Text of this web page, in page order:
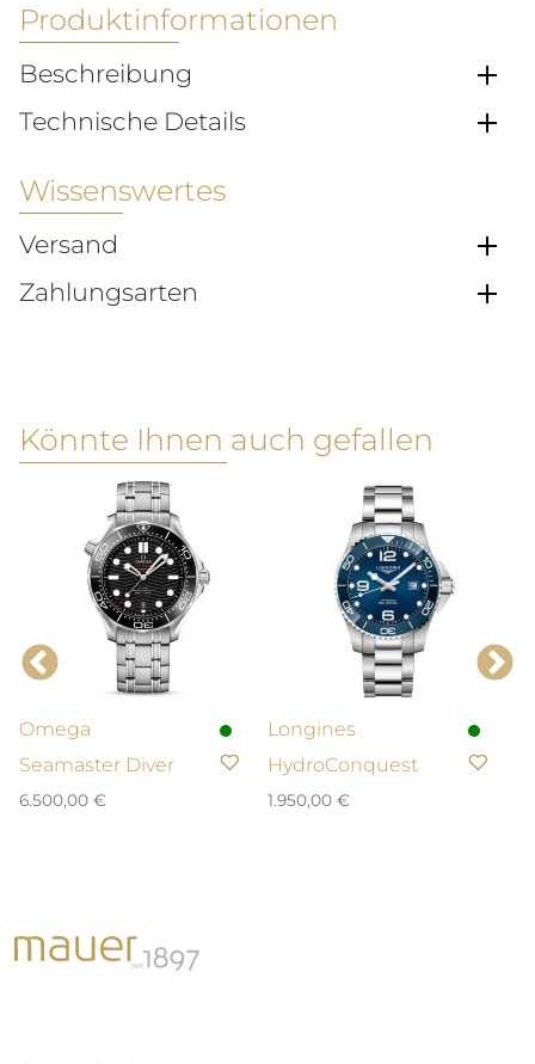
Produktinformationen
Beschreibung
Technische Details
Wissenswertes
Versand
Zahlungsarten
Könnte Ihnen auch gefallen
Omega
Seamaster Diver
6.500,00 €
Longines
HydroConquest
1.950,00 €